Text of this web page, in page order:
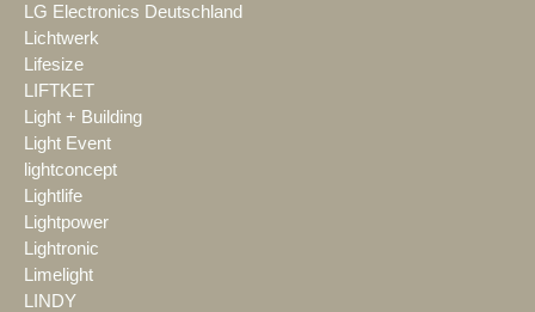
LG Electronics Deutschland
Lichtwerk
Lifesize
LIFTKET
Light + Building
Light Event
lightconcept
Lightlife
Lightpower
Lightronic
Limelight
LINDY